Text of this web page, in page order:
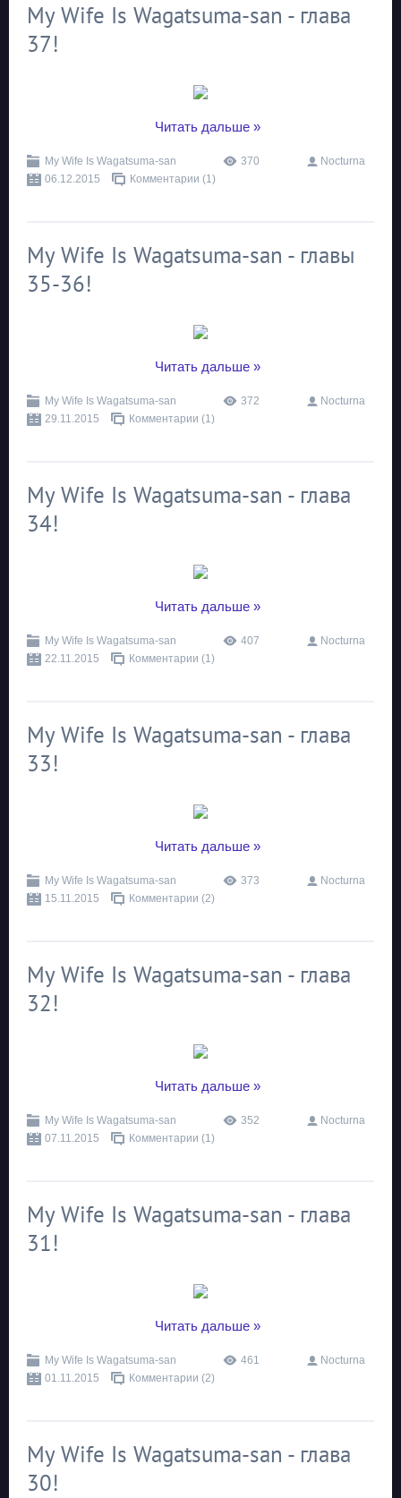
My Wife Is Wagatsuma-san - глава
37!
Читать дальше »
My Wife Is Wagatsuma-san 370
Nocturna
06.12.2015
Комментарии (1)
My Wife Is Wagatsuma-san - главы
35-36!
Читать дальше »
My Wife Is Wagatsuma-san 372
Nocturna
29.11.2015
Комментарии (1)
My Wife Is Wagatsuma-san - глава
34!
Читать дальше »
My Wife Is Wagatsuma-san 407
Nocturna
22.11.2015
Комментарии (1)
My Wife Is Wagatsuma-san - глава
33!
Читать дальше »
My Wife Is Wagatsuma-san 373
Nocturna
15.11.2015
Комментарии (2)
My Wife Is Wagatsuma-san - глава
32!
Читать дальше »
My Wife Is Wagatsuma-san 352
Nocturna
07.11.2015
Комментарии (1)
My Wife Is Wagatsuma-san - глава
31!
Читать дальше »
My Wife Is Wagatsuma-san 461
Nocturna
01.11.2015
Комментарии (2)
My Wife Is Wagatsuma-san - глава
30!